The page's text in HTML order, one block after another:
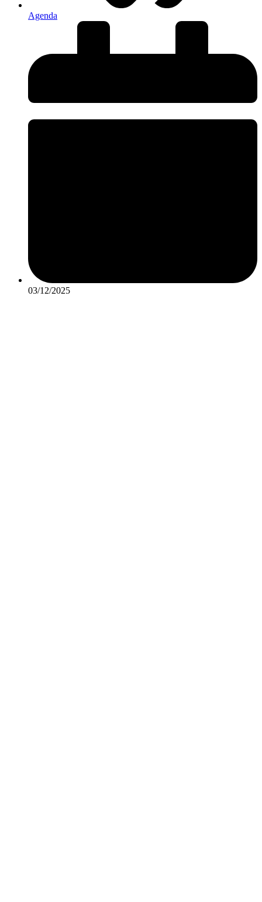
Agenda
03/12/2025